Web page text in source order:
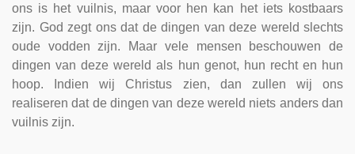
ons is het vuilnis, maar voor hen kan het iets kostbaars
zijn. God zegt ons dat de dingen van deze wereld slechts
oude vodden zijn. Maar vele mensen beschouwen de
dingen van deze wereld als hun genot, hun recht en hun
hoop. Indien wij Christus zien, dan zullen wij ons
realiseren dat de dingen van deze wereld niets anders dan
vuilnis zijn.